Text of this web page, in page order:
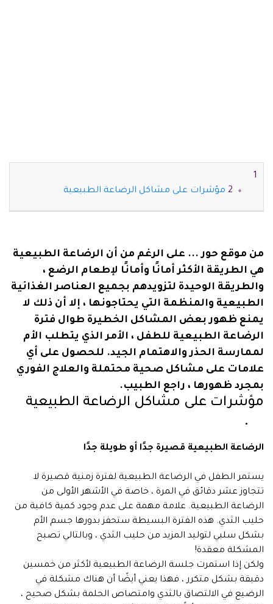
مؤشرات على مشاكل الرضاعة الطبيعية
من موقع حور ... على الرغم من أن الرضاعة الطبيعية
هي الطريقة الأكثر أمانًا وأمانًا لإطعام الرضع ،
والطريقة الوحيدة لتزويدهم بجميع العناصر الغذائية
الطبيعية والمنظمة التي يحتاجونها ، إلا أن ذلك لا
يمنع ظهور بعض المشاكل الخطيرة طوال فترة
الرضاعة الطبيعية للطفل ، الأمر الذي يتطلب الأم
لممارسة الحذر والاهتمام الجيد. للحصول على أي
علامات على مشاكل صحية محتملة والعلاج الفوري
بمجرد ظهورها ، راجع الطبيب.
مؤشرات على مشاكل الرضاعة الطبيعية
الرضاعة الطبيعية قصيرة جدًا أو طويلة جدًا
يستمر الطفل في الرضاعة الطبيعية لفترة زمنية قصيرة لا
تتجاوز عشر دقائق في المرة ، خاصة في الأشهر الأولى من
الرضاعة الطبيعية. علامة مهمة على عدم وجود كمية كافية من
حليب الثدي. هذه الفترة البسيطة ستحفز بدورها جسم الأم
بشكل سلبي لتوليد المزيد من حليب الثدي ، وبالتالي تصبح
المشكلة معقدة!
ولكن إذا استمرت جلسة الرضاعة الطبيعية لأكثر من خمسين
دقيقة بشكل متكرر ، فهذا يعني أيضًا أن هناك مشكلة في
الرضيع في الالتصاق بالثدي وامتصاص الحلمة بشكل صحيح ،